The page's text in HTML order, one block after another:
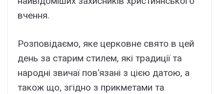
вчення.
Розповідаємо, яке церковне свято в цей
день за старим стилем, які традиції та
народні звичаї пов’язані з цією датою, а
також що, згідно з прикметами та